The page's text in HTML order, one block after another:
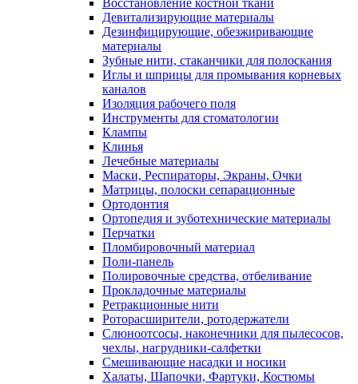
Восстановление костной ткани
Девитализирующие материалы
Дезинфицирующие, обезжиривающие
материалы
Зубные нити, стаканчики для полоскания
Иглы и шприцы для промывания корневых
каналов
Изоляция рабочего поля
Инструменты для стоматологии
Клампы
Клинья
Лечебные материалы
Маски, Респираторы, Экраны, Очки
Матрицы, полоски сепарационные
Ортодонтия
Ортопедия и зуботехнические материалы
Перчатки
Пломбировочный материал
Поли-панель
Полировочные средства, отбеливание
Прокладочные материалы
Ретракционные нити
Роторасширители, ротодержатели
Слюноотсосы, наконечники для пылесосов,
чехлы, нагрудники-салфетки
Смешивающие насадки и носики
Халаты, Шапочки, Фартуки, Костюмы